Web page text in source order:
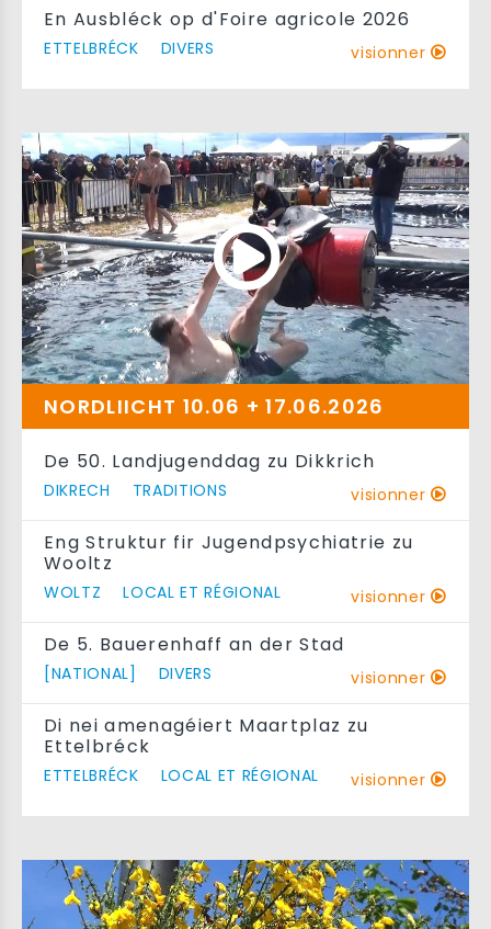
En Ausbléck op d'Foire agricole 2026
ETTELBRÉCK DIVERS visionner
NORDLIICHT 10.06 + 17.06.2026
De 50. Landjugenddag zu Dikkrich
DIKRECH TRADITIONS visionner
Eng Struktur fir Jugendpsychiatrie zu
Wooltz
WOLTZ LOCAL ET RÉGIONAL visionner
De 5. Bauerenhaff an der Stad
[NATIONAL] DIVERS visionner
Di nei amenagéiert Maartplaz zu
Ettelbréck
ETTELBRÉCK LOCAL ET RÉGIONAL visionner